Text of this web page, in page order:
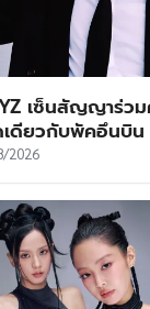
เซ็นสัญญาร่ว
ดียวกับพัคอึนบิ
2026